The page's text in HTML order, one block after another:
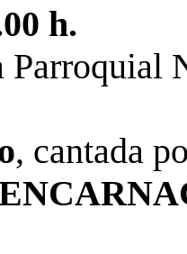
h.
Parroquial
, cantada